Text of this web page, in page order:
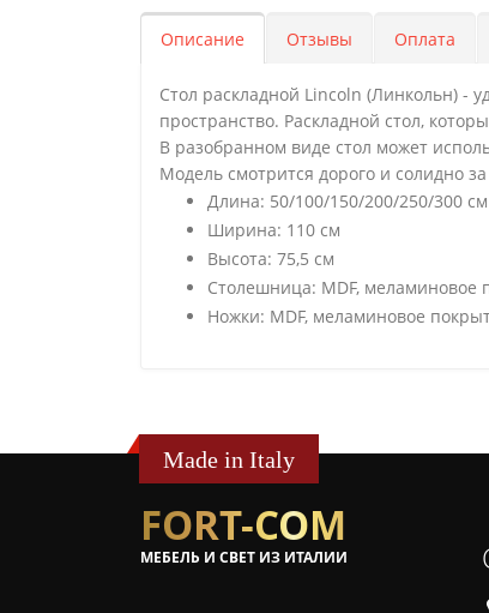
Описание Отзывы Оплата
Стол раскладной Lincoln (Линкольн) -
пространство. Раскладной стол,
В разобранном виде стол может
Модель смотрится дорого и солидно
Длина: 50/100/150/200/250/300 см
Ширина: 110 см
Высота: 75,5 см
Столешница: MDF, меламиновое
Ножки: MDF, меламиновое
Made in Italy
FORT-COM
МЕБЕЛЬ И СВЕТ ИЗ ИТАЛИИ